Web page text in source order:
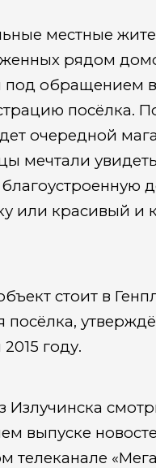
местные
рядом
под обращением в
посёлка.
очередной
мечтали
или красивый и
стоит в
посёлка,
году.
Излучинска
выпуске
телеканале